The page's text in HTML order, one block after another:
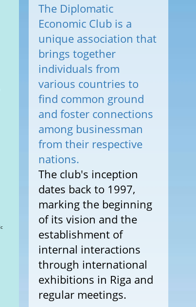
The Diplomatic
Economic Club is a
unique association that
brings together
individuals from
various countries to
find common ground
and foster connections
among businessman
from their respective
nations.
The club's inception
dates back to 1997,
marking the beginning
of its vision and the
establishment of
internal interactions
through international
exhibitions in Riga and
regular meetings.